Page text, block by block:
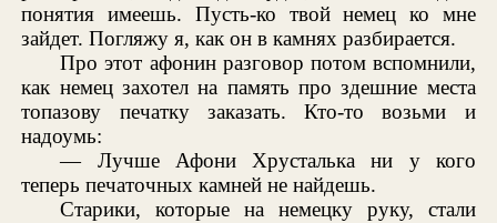
понятия имеешь. Пусть-ко твой немец ко мне
зайдет. Погляжу я, как он в камнях разбирается.
Про этот афонин разговор потом вспомнили,
как немец захотел на память про здешние места
топазову печатку заказать. Кто-то возьми и
надоумь:
— Лучше Афони Хрусталька ни у кого
теперь печаточных камней не найдешь.
Старики, которые на немецку руку, стали